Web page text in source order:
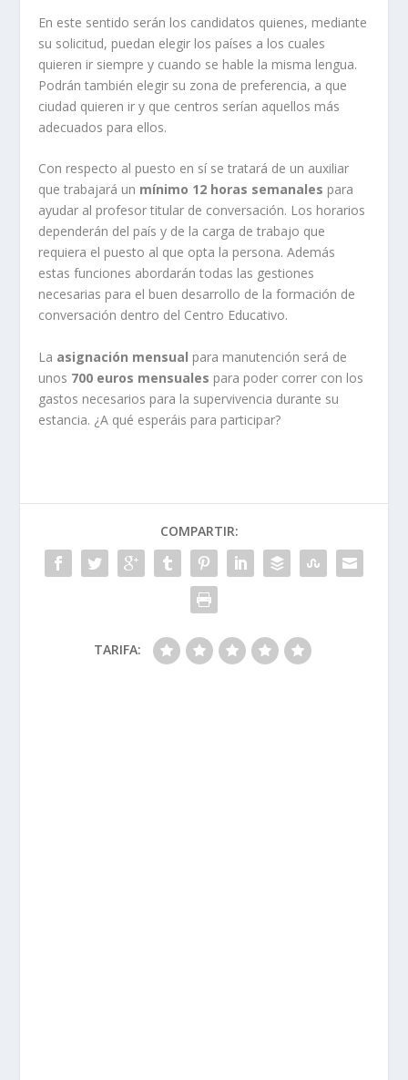
En este sentido serán los candidatos quienes, mediante
su solicitud, puedan elegir los países a los cuales
quieren ir siempre y cuando se hable la misma lengua.
Podrán también elegir su zona de preferencia, a que
ciudad quieren ir y que centros serían aquellos más
adecuados para ellos.
Con respecto al puesto en sí se tratará de un auxiliar
que trabajará un mínimo 12 horas semanales para
ayudar al profesor titular de conversación. Los horarios
dependerán del país y de la carga de trabajo que
requiera el puesto al que opta la persona. Además
estas funciones abordarán todas las gestiones
necesarias para el buen desarrollo de la formación de
conversación dentro del Centro Educativo.
La asignación mensual para manutención será de
unos 700 euros mensuales para poder correr con los
gastos necesarios para la supervivencia durante su
estancia. ¿A qué esperáis para participar?
COMPARTIR:
TARIFA: